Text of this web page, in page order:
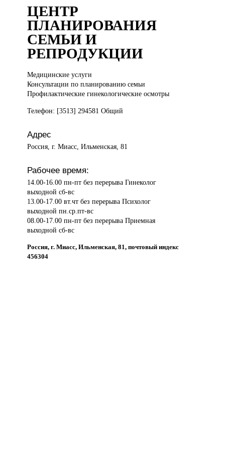
ЦЕНТР
ПЛАНИРОВАНИЯ
СЕМЬИ И
РЕПРОДУКЦИИ
Медицинские услуги
Консультации по планированию семьи
Профилактические гинекологические осмотры
Телефон: [3513] 294581 Общий
Адрес
Россия, г. Миасс, Ильменская, 81
Рабочее время:
14.00-16.00 пн-пт без перерыва Гинеколог
выходной сб-вс
13.00-17.00 вт.чт без перерыва Психолог
выходной пн.ср.пт-вс
08.00-17.00 пн-пт без перерыва Приемная
выходной сб-вс
Россия, г. Миасс, Ильменская, 81, почтовый индекс
456304